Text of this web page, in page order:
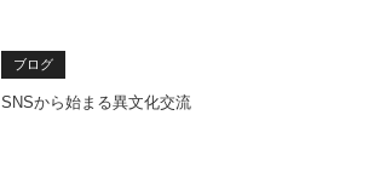
ブログ
SNSから始まる異文化交流